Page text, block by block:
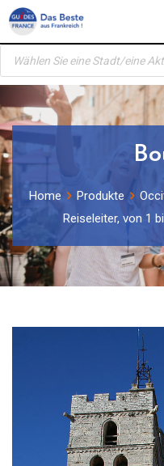
Skip
content
Products
search
Home Produkte
Reiseleiter, von 1